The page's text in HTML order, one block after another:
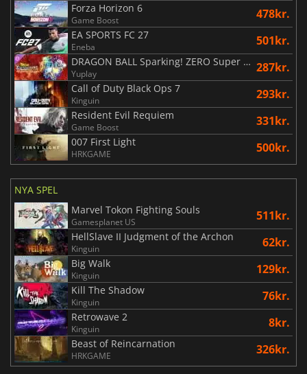
Forza Horizon 6
Game Boost 478kr.
EA SPORTS FC 27
Eneba 501kr.
DRAGON BALL Sparking! ZERO Super Limit Breaking NEO
Yuplay 287kr.
Call of Duty Black Ops 7
Kinguin 293kr.
Resident Evil Requiem
Game Boost 331kr.
007 First Light
HRKGAME 500kr.
NYA SPEL
Marvel Tokon Fighting Souls
Gamesplanet US 511kr.
HellSlave II Judgment of the Archon
Kinguin 62kr.
Big Walk
Kinguin 129kr.
Kill The Shadow
Kinguin 76kr.
Retrowave 2
Kinguin 8kr.
Beast of Reincarnation
HRKGAME 326kr.